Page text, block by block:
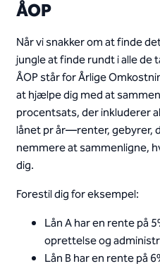
ÅOP
Når vi snakker om at finde
jungle at finde rundt i alle de
ÅOP står for Årlige
at hjælpe dig med at
procentsats, der inkluderer
lånet pr år—renter, gebyrer,
nemmere at sammenligne,
dig.
Forestil dig for eksempel:
Lån A har en rente på
oprettelse og
Lån B har en rente på